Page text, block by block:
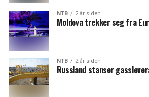
NTB 2 år siden
Moldova trekker seg fra
NTB 2 år siden
Russland stanser